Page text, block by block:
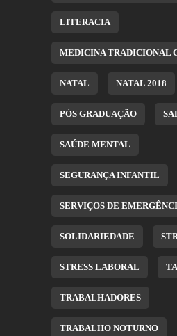
LITERACIA
MEDICINA TRADICIONAL
NATAL NATAL 2018
PÓS GRADUAÇÃO
SAÚDE MENTAL
SEGURANÇA INFANTIL
SERVIÇOS DE
SOLIDARIEDADE
STRESS LABORAL
TRABALHADORES
TRABALHO NOTURNO